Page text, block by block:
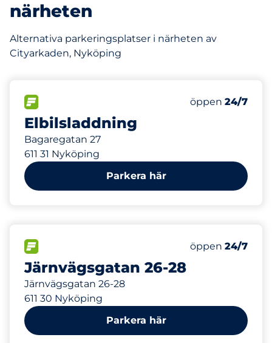
närheten
Alternativa parkeringsplatser i närheten av
Cityarkaden, Nyköping
Elbilsladdning
Bagaregatan 27
611 31 Nyköping
Antal
Totalt antal
Fredag
öppen 24/7
Parkera här
Järnvägsgatan 26-28
Järnvägsgatan 26-28
611 30 Nyköping
Antal
Totalt antal
Fredag
öppen 24/7
Parkera här